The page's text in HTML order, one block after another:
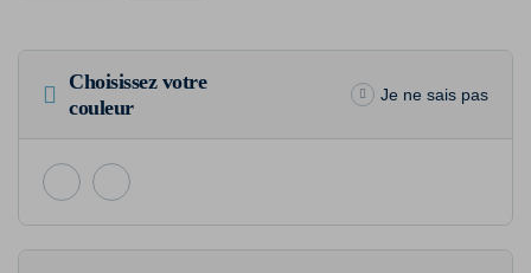
Choisissez votre
couleur
Je ne sais pas